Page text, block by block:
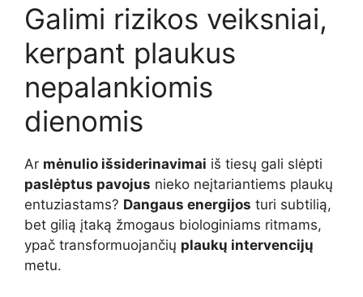
Galimi rizikos veiksniai,
kerpant plaukus
nepalankiomis
dienomis
Ar mėnulio išsiderinavimai iš tiesų gali slėpti
paslėptus pavojus nieko neįtariantiems plaukų
entuziastams? Dangaus energijos turi subtilią,
bet gilią įtaką žmogaus biologiniams ritmams,
ypač transformuojančių plaukų intervencijų
metu.